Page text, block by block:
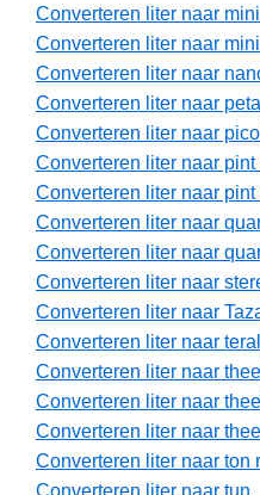
Converteren liter naar
Converteren liter naar
Converteren liter naar
Converteren liter naar
Converteren liter naar
Converteren liter naar pint
Converteren liter naar pint
Converteren liter naar
Converteren liter naar
Converteren liter naar
Converteren liter naar
Converteren liter naar
Converteren liter naar
Converteren liter naar
Converteren liter naar
Converteren liter naar ton